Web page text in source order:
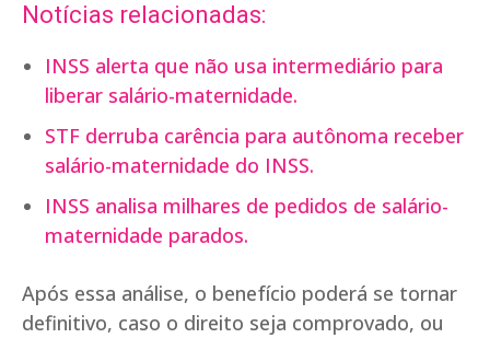
Notícias relacionadas:
INSS alerta que não usa intermediário para
liberar salário-maternidade.
STF derruba carência para autônoma receber
salário-maternidade do INSS.
INSS analisa milhares de pedidos de salário-
maternidade parados.
Após essa análise, o benefício poderá se tornar
definitivo, caso o direito seja comprovado, ou